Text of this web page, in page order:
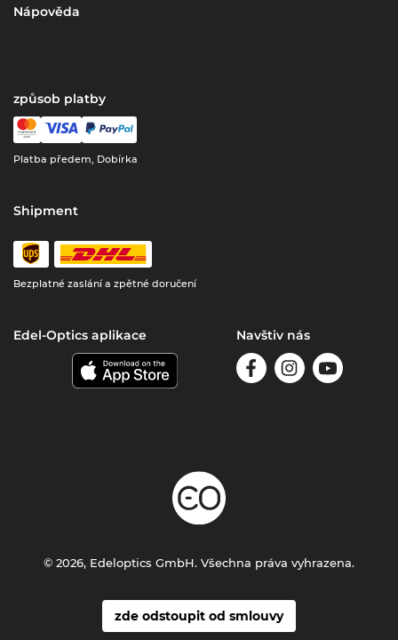
Nápověda
způsob platby
Platba předem, Dobírka
Shipment
Bezplatné zaslání a zpětné doručení
Edel-Optics aplikace Navštiv nás
zde odstoupit od smlouvy
© 2026, Edeloptics GmbH. Všechna práva vyhrazena.